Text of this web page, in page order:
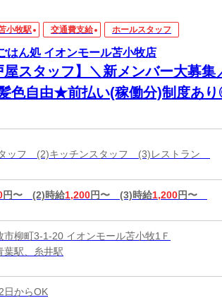
小牧駅 交通費支給 ホールスタッフ
はん処 イオンモール苫小牧店
屋スタッフ】＼新メンバー大募集
色自由★前払い(稼働分)制度あ
ッフ (2)キッチンスタッフ (3)レストラン
円〜 (2)時給1,200円〜 (3)時給1,200円〜
市柳町3-1-20 イオンモール苫小牧1Ｆ
葉駅、糸井駅
日からOK